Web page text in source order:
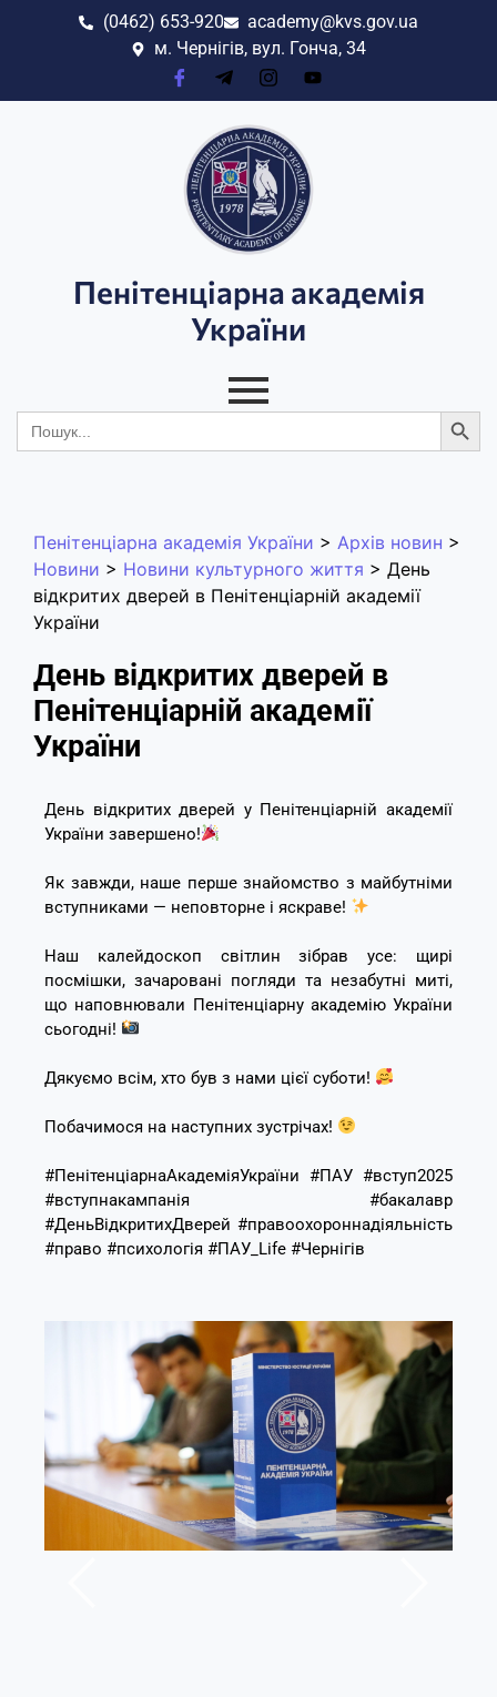
(0462) 653-920
academy@kvs.gov.ua
м. Чернігів, вул. Гонча, 34
Пенітенціарна академія
України
Search
for:
Пенітенціарна академія України > Архів новин >
Новини > Новини культурного життя > День
відкритих дверей в Пенітенціарній академії
України
День відкритих дверей в
Пенітенціарній академії
України
День відкритих дверей у Пенітенціарній академії
України завершено!
Як завжди, наше перше знайомство з майбутніми
вступниками — неповторне і яскраве!
Наш калейдоскоп світлин зібрав усе: щирі
посмішки, зачаровані погляди та незабутні миті,
що наповнювали Пенітенціарну академію України
сьогодні!
Дякуємо всім, хто був з нами цієї суботи!
Побачимося на наступних зустрічах!
#ПенітенціарнаАкадеміяУкраїни #ПАУ #вступ2025
#вступнакампанія #бакалавр
#ДеньВідкритихДверей #правоохороннадіяльність
#право #психологія #ПАУ_Life #Чернігів